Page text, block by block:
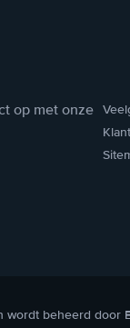
op met onze
beheerd door